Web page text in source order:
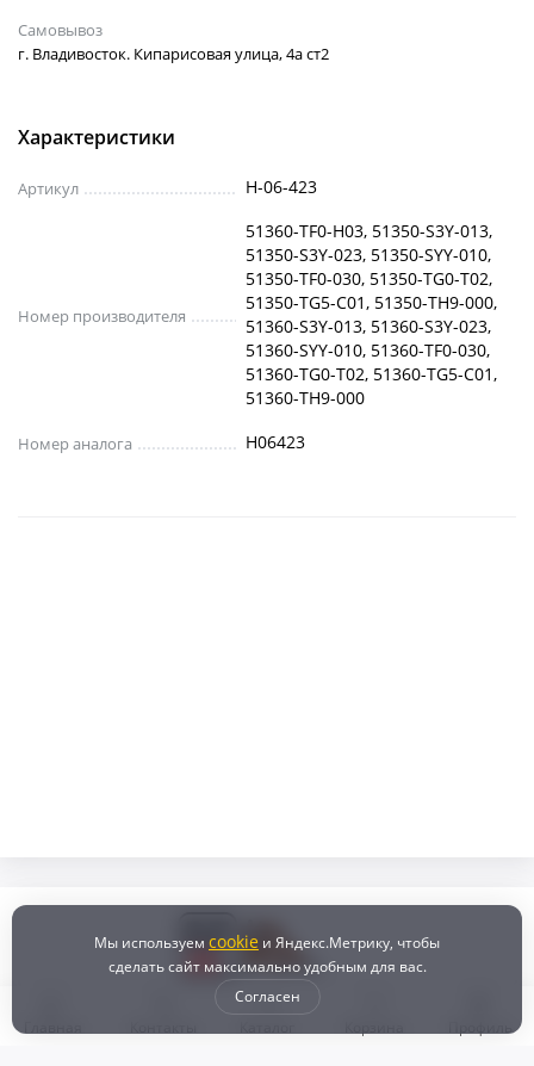
Самовывоз
г. Владивосток. Кипарисовая улица, 4а ст2
Характеристики
Артикул H-06-423
Номер производителя
51360-TF0-H03, 51350-S3Y-013,
51350-S3Y-023, 51350-SYY-010,
51350-TF0-030, 51350-TG0-T02,
51350-TG5-C01, 51350-TH9-000,
51360-S3Y-013, 51360-S3Y-023,
51360-SYY-010, 51360-TF0-030,
51360-TG0-T02, 51360-TG5-C01,
51360-TH9-000
Номер аналога H06423
Мы используем cookie и Яндекс.Метрику, чтобы
сделать сайт максимально удобным для вас.
Согласен